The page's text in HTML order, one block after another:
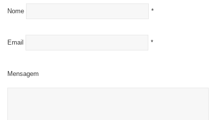
Nome *
Email *
Mensagem